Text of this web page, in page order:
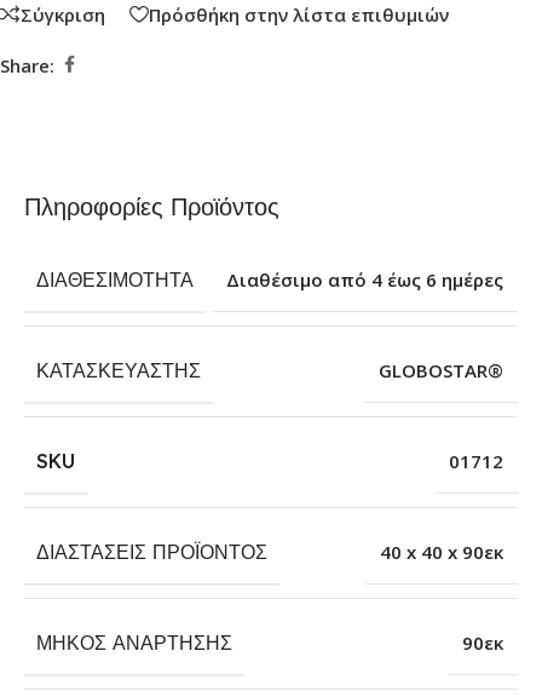
Σύγκριση Πρόσθήκη στην λίστα επιθυμιών
Share:
Πληροφορίες Προϊόντος
ΔΙΑΘΕΣΙΜΌΤΗΤΑ Διαθέσιμο από 4 έως 6 ημέρες
ΚΑΤΑΣΚΕΥΑΣΤΉΣ GLOBOSTAR®
SKU 01712
ΔΙΑΣΤΆΣΕΙΣ ΠΡΟΪΌΝΤΟΣ 40 x 40 x 90εκ
ΜΉΚΟΣ ΑΝΆΡΤΗΣΗΣ 90εκ